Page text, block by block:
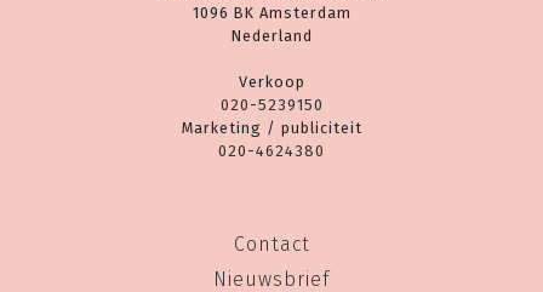
1096 BK Amsterdam
Nederland
Verkoop
020-5239150
Marketing / publiciteit
020-4624380
Contact
Nieuwsbrief